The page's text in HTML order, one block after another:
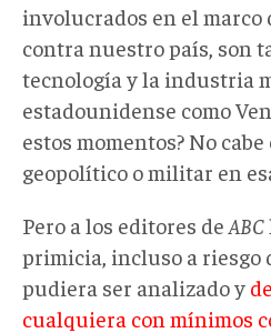
involucrados en el marco
contra nuestro país, son
tecnología y la industria
estadounidense como
estos momentos? No
geopolítico o militar en
Pero a los editores de ABC
primicia, incluso a riesgo
pudiera ser analizado y
cualquiera con mínimos